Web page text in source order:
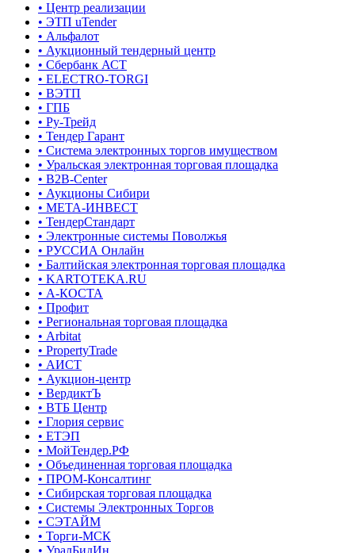
• Центр реализации
• ЭТП uTender
• Альфалот
• Аукционный тендерный центр
• Сбербанк АСТ
• ELECTRO-TORGI
• ВЭТП
• ГПБ
• Ру-Трейд
• Тендер Гарант
• Система электронных торгов имуществом
• Уральская электронная торговая площадка
• B2B-Center
• Аукционы Сибири
• МЕТА-ИНВЕСТ
• ТендерСтандарт
• Электронные системы Поволжья
• РУССИА Онлайн
• Балтийская электронная торговая площадка
• KARTOTEKA.RU
• А-КОСТА
• Профит
• Региональная торговая площадка
• Arbitat
• PropertyTrade
• АИСТ
• Аукцион-центр
• ВердиктЪ
• ВТБ Центр
• Глория сервис
• ЕТЭП
• МойТендер.РФ
• Объединенная торговая площадка
• ПРОМ-Консалтинг
• Сибирская торговая площадка
• Системы Электронных Торгов
• СЭТАЙМ
• Торги-МСК